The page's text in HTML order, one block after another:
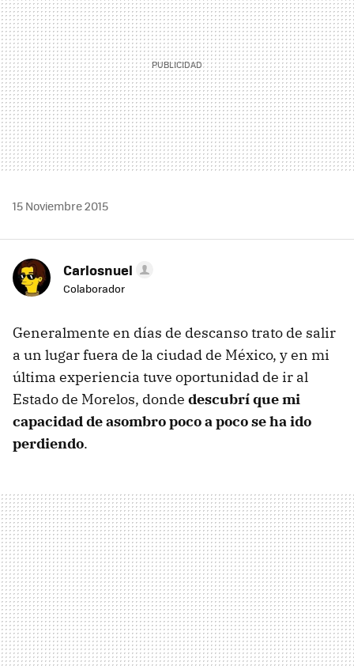
15 Noviembre 2015
Carlosnuel
Colaborador
Generalmente en días de descanso trato de salir
a un lugar fuera de la ciudad de México, y en mi
última experiencia tuve oportunidad de ir al
Estado de Morelos, donde descubrí que mi
capacidad de asombro poco a poco se ha ido
perdiendo.